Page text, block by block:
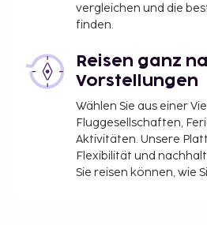
vergleichen und die
finden.
Reisen ganz
Vorstellungen
Wählen Sie aus einer
Fluggesellschaften,
Aktivitäten. Unsere
Flexibilität und
Sie reisen können, wie